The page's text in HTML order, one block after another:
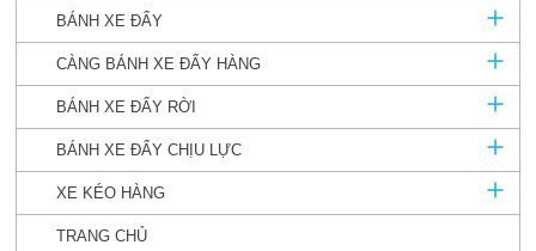
BÁNH XE ĐẨY
CÀNG BÁNH XE ĐẨY HÀNG
BÁNH XE ĐẨY RỜI
BÁNH XE ĐẨY CHỊU LỰC
XE KÉO HÀNG
TRANG CHỦ